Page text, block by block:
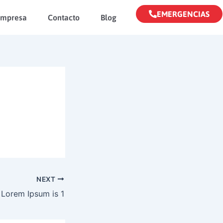
Contacto Blog EMERGENCIAS
NEXT
Lorem Ipsum is 1